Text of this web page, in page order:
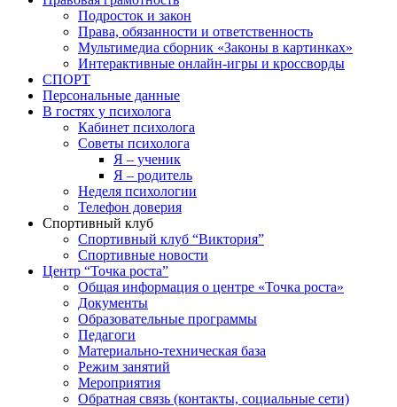
Подросток и закон
Права, обязанности и ответственность
Мультимедиа сборник «Законы в картинках»
Интерактивные онлайн-игры и кроссворды
СПОРТ
Персональные данные
В гостях у психолога
Кабинет психолога
Советы психолога
Я – ученик
Я – родитель
Неделя психологии
Телефон доверия
Спортивный клуб
Спортивный клуб “Виктория”
Спортивные новости
Центр “Точка роста”
Общая информация о центре «Точка роста»
Документы
Образовательные программы
Педагоги
Материально-техническая база
Режим занятий
Мероприятия
Обратная связь (контакты, социальные сети)